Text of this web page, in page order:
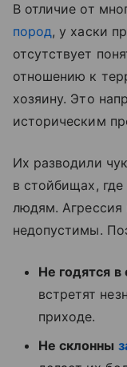
В отличие от
пород, у хаски
отсутствует
отношению к
хозяину. Это
историческим
Их разводили
в стойбищах,
людям. Агрессия
недопустимы.
Не годятся в
встретят
приходе.
Не склонны